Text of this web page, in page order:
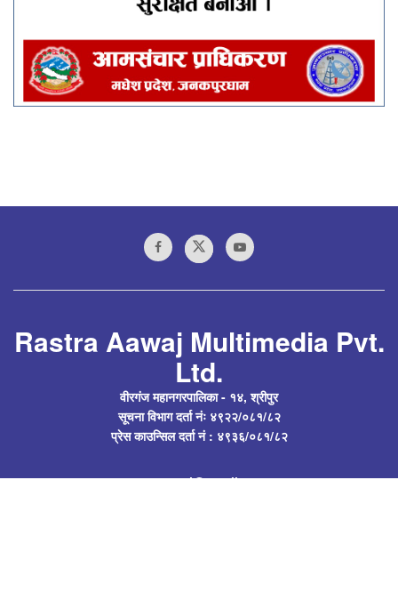
Rastra Aawaj Multimedia Pvt.
Ltd.
वीरगंज महानगरपालिका - १४, श्रीपुर
सूचना विभाग दर्ता नंः ४९२२/०८१/८२
प्रेस काउन्सिल दर्ता नं : ४९३६/०८१/८२
rastraawaj@gmail.com